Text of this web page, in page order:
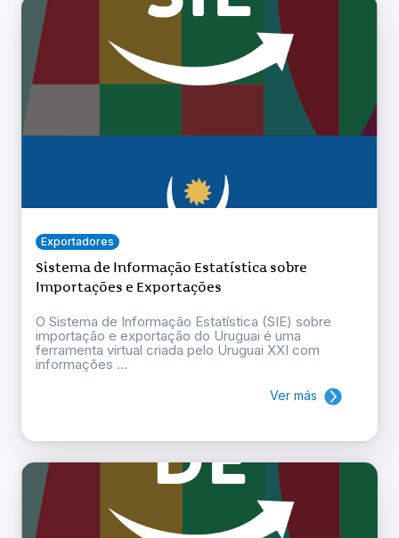
Exportadores
Sistema de Informação Estatística sobre
Importações e Exportações
O Sistema de Informação Estatística (SIE) sobre
importação e exportação do Uruguai é uma
ferramenta virtual criada pelo Uruguai XXI com
informações ...
Ver más